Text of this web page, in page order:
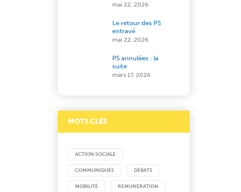
mai 22, 2026
Le retour des PS
entravé
mai 22, 2026
PS annulées : la
suite
mars 17, 2026
MOTS CLÉS
ACTION SOCIALE
COMMUNIQUÉS DÉBATS
MOBILITÉ REMUNERATION